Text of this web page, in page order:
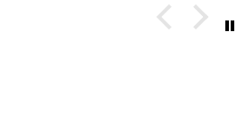
immer super geschütze Hände.
Handschuhen hat mein Sohn